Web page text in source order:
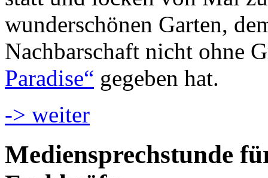
wunderschönen Garten,
Nachbarschaft nicht ohne
Paradise“ gegeben hat.
-> weiter
Mediensprechstunde